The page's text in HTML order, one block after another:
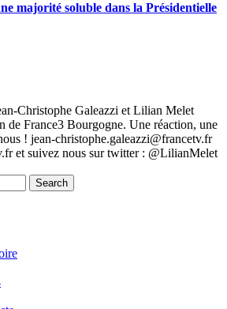
majorité soluble dans la Présidentielle
Christophe Galeazzi et Lilian Melet
de France3 Bourgogne. Une réaction, une
! jean-christophe.galeazzi@francetv.fr
et suivez nous sur twitter : @LilianMelet